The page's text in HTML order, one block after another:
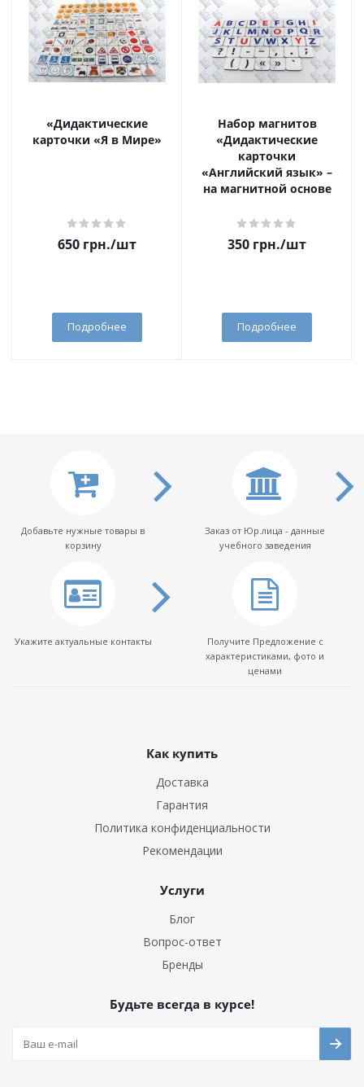
«Дидактические
карточки «Я в Мире»
650 грн./шт
Подробнее
Набор магнитов
«Дидактические
карточки
«Английский язык» –
на магнитной основе
350 грн./шт
Подробнее
Добавьте нужные товары в
корзину
Заказ от Юр.лица - данные
учебного заведения
Укажите актуальные контакты
Получите Предложение с
характеристиками, фото и
ценами
Как купить
Доставка
Гарантия
Политика конфиденциальности
Рекомендации
Услуги
Блог
Вопрос-ответ
Бренды
Будьте всегда в курсе!